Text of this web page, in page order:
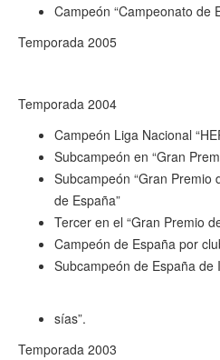
Campeón “Campeonato de
Temporada 2005
Temporada 2004
Campeón Liga Nacional
Subcampeón en “Gran
Subcampeón “Gran
de España”
Tercer en el “Gran Premio
Campeón de España por
Subcampeón de España de
sías”.
Temporada 2003